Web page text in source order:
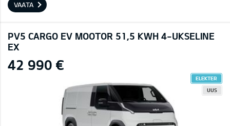
VAATA
PV5 CARGO EV MOOTOR 51,5 KWH 4-UKSELINE
EX
42 990 €
ELEKTER
UUS